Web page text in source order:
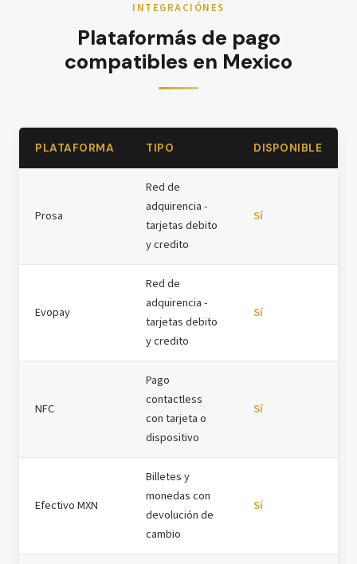
INTEGRACIÓNES
Plataformás de pago
compatibles en Mexico
PLATAFORMA TIPO DISPONIBLE
Prosa
Red de
adquirencia -
tarjetas debito
y credito
Sí
Evopay
Red de
adquirencia -
tarjetas debito
y credito
Sí
NFC
Pago
contactless
con tarjeta o
dispositivo
Sí
Efectivo MXN
Billetes y
monedas con
devolución de
cambio
Sí